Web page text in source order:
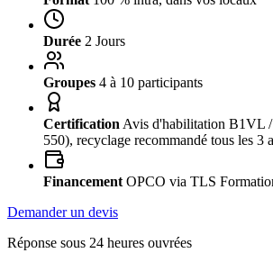
Durée 2 Jours
Groupes 4 à 10 participants
Certification Avis d'habilitation B1VL
550), recyclage recommandé tous les 3
Financement OPCO via TLS
Demander un devis
Réponse sous 24 heures ouvrées